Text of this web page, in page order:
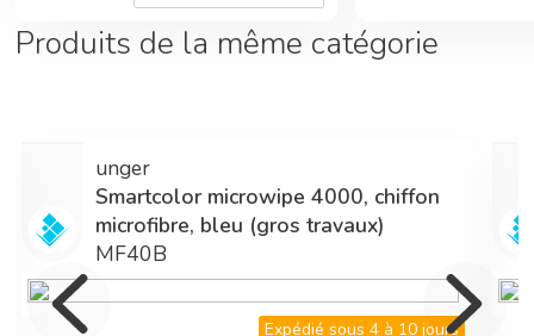
grande
sans produit
chimique, en
plus de leur
fort pouvoir
mécanique,
Produits de la même catégorie
unger
Smartcolor microwipe 4000, chiffon
microfibre, bleu (gros travaux)
MF40B
Expédié sous 4 à 10 jours